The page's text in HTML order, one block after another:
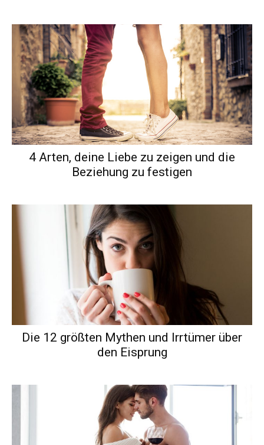
4 Arten, deine Liebe zu zeigen und die
Beziehung zu festigen
Die 12 größten Mythen und Irrtümer über
den Eisprung